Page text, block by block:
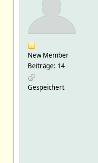
New Member
Beiträge: 14
Gespeichert